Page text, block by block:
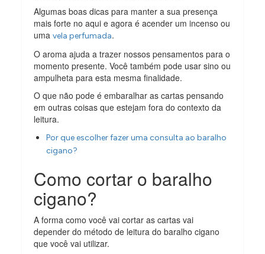
Algumas boas dicas para manter a sua presença
mais forte no aqui e agora é acender um incenso ou
umavela perfumada.
O aroma ajuda a trazer nossos pensamentos para o
momento presente. Você também pode usar sino ou
ampulheta para esta mesma finalidade.
O que não pode é embaralhar as cartas pensando
em outras coisas que estejam fora do contexto da
leitura.
Por que escolher fazer uma consulta ao baralho
cigano?
Como cortar o baralho
cigano?
A forma como você vai cortar as cartas vai
depender do método de leitura do baralho cigano
que você vai utilizar.